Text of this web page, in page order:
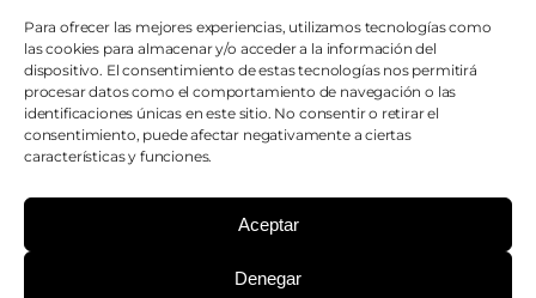
Para ofrecer las mejores experiencias, utilizamos tecnologías como
las cookies para almacenar y/o acceder a la información del
dispositivo. El consentimiento de estas tecnologías nos permitirá
procesar datos como el comportamiento de navegación o las
identificaciones únicas en este sitio. No consentir o retirar el
consentimiento, puede afectar negativamente a ciertas
características y funciones.
Aceptar
Denegar
AVISOS LEGALES
Aviso legal
Política de cookies
Política de privacidad